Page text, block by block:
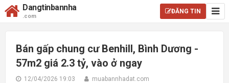
Dangtinbannha
.com
ĐĂNG TIN
Bán gấp chung cư Benhill, Bình Dương -
57m2 giá 2.3 tỷ, vào ở ngay
12/04/2026 19:03 muabannhadat.com